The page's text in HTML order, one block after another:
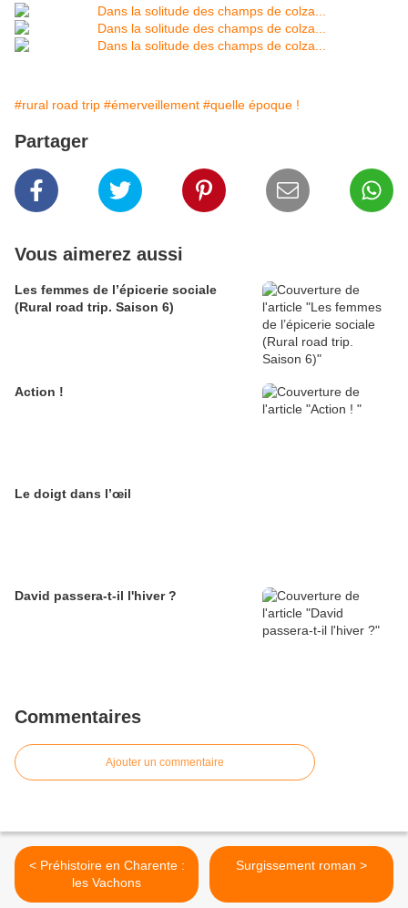
#rural road trip #émerveillement #quelle époque !
Partager
Vous aimerez aussi
Les femmes de l’épicerie sociale
(Rural road trip. Saison 6)
Action !
Le doigt dans l’œil
David passera-t-il l'hiver ?
Commentaires
Ajouter un commentaire
< Préhistoire en Charente :
les Vachons
Surgissement roman >